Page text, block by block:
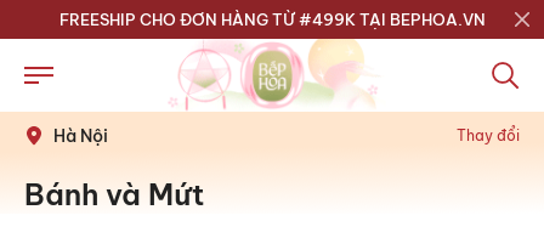
FREESHIP CHO ĐƠN HÀNG TỪ #499K TẠI BEPHOA.VN
Hà Nội Thay đổi
Bánh và Mứt